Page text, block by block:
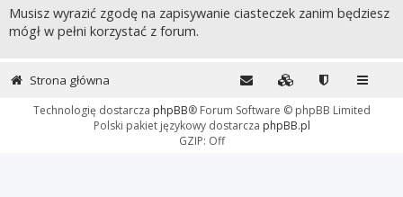
Musisz wyrazić zgodę na zapisywanie ciasteczek zanim będziesz
mógł w pełni korzystać z forum.
Strona główna
Technologię dostarcza phpBB® Forum Software © phpBB Limited
Polski pakiet językowy dostarcza phpBB.pl
GZIP: Off